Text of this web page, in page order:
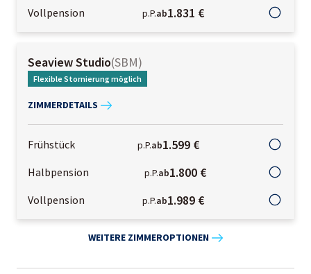
Vollpension p.P.ab1.831 €
Seaview Studio(SBM)
Flexible Stornierung möglich
ZIMMERDETAILS
Frühstück p.P.ab1.599 €
Halbpension p.P.ab1.800 €
Vollpension p.P.ab1.989 €
WEITERE ZIMMEROPTIONEN